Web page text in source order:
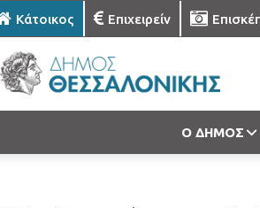
Κάτοικος Επιχειρείν
Ο ΔΗΜΟΣ